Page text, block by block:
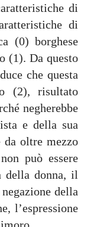
di
di
(0) borghese
(1). Da questo
che questa
(2), risultato
negherebbe
e della sua
oltre mezzo
può essere
della donna, il
della
l’espressione